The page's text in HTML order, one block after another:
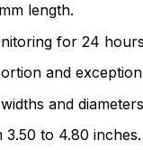
length.
for 24
and
and
to 4.80 inches.